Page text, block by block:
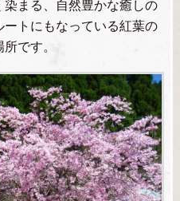
まる、自然豊かな癒しの
トにもなっている紅葉の
です。